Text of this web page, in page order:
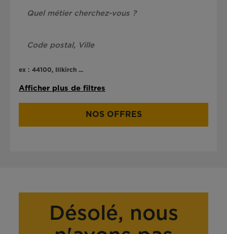
ex : 44100, Illkirch ...
Afficher plus de filtres
NOS OFFRES
Désolé, nous